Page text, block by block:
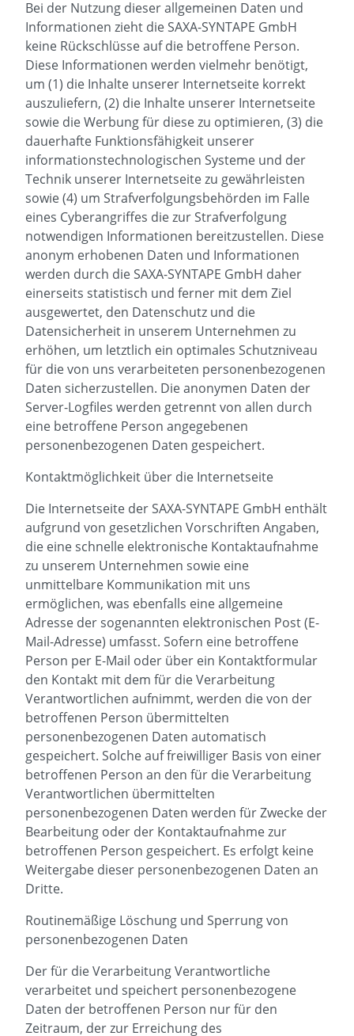
Bei der Nutzung dieser allgemeinen Daten und
Informationen zieht die SAXA-SYNTAPE GmbH
keine Rückschlüsse auf die betroffene Person.
Diese Informationen werden vielmehr benötigt,
um (1) die Inhalte unserer Internetseite korrekt
auszuliefern, (2) die Inhalte unserer Internetseite
sowie die Werbung für diese zu optimieren, (3) die
dauerhafte Funktionsfähigkeit unserer
informationstechnologischen Systeme und der
Technik unserer Internetseite zu gewährleisten
sowie (4) um Strafverfolgungsbehörden im Falle
eines Cyberangriffes die zur Strafverfolgung
notwendigen Informationen bereitzustellen. Diese
anonym erhobenen Daten und Informationen
werden durch die SAXA-SYNTAPE GmbH daher
einerseits statistisch und ferner mit dem Ziel
ausgewertet, den Datenschutz und die
Datensicherheit in unserem Unternehmen zu
erhöhen, um letztlich ein optimales Schutzniveau
für die von uns verarbeiteten personenbezogenen
Daten sicherzustellen. Die anonymen Daten der
Server-Logfiles werden getrennt von allen durch
eine betroffene Person angegebenen
personenbezogenen Daten gespeichert.
Kontaktmöglichkeit über die Internetseite
Die Internetseite der SAXA-SYNTAPE GmbH enthält
aufgrund von gesetzlichen Vorschriften Angaben,
die eine schnelle elektronische Kontaktaufnahme
zu unserem Unternehmen sowie eine
unmittelbare Kommunikation mit uns
ermöglichen, was ebenfalls eine allgemeine
Adresse der sogenannten elektronischen Post (E-
Mail-Adresse) umfasst. Sofern eine betroffene
Person per E-Mail oder über ein Kontaktformular
den Kontakt mit dem für die Verarbeitung
Verantwortlichen aufnimmt, werden die von der
betroffenen Person übermittelten
personenbezogenen Daten automatisch
gespeichert. Solche auf freiwilliger Basis von einer
betroffenen Person an den für die Verarbeitung
Verantwortlichen übermittelten
personenbezogenen Daten werden für Zwecke der
Bearbeitung oder der Kontaktaufnahme zur
betroffenen Person gespeichert. Es erfolgt keine
Weitergabe dieser personenbezogenen Daten an
Dritte.
Routinemäßige Löschung und Sperrung von
personenbezogenen Daten
Der für die Verarbeitung Verantwortliche
verarbeitet und speichert personenbezogene
Daten der betroffenen Person nur für den
Zeitraum, der zur Erreichung des